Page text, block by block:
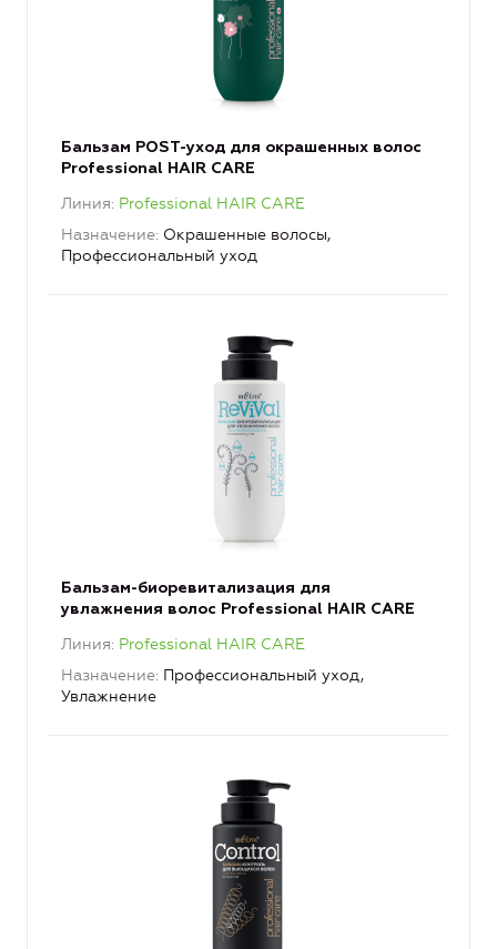
Бальзам POST-уход для окрашенных волос
Professional HAIR CARE
Линия Professional HAIR CARE
Назначение Окрашенные волосы,
Профессиональный уход
Бальзам-биоревитализация для
увлажнения волос Professional HAIR CARE
Линия Professional HAIR CARE
Назначение Профессиональный уход,
Увлажнение